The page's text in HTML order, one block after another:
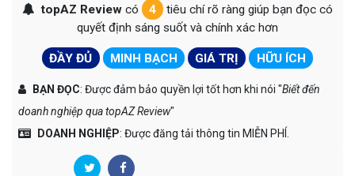
topAZ Reviewcó 4
tiêu chí rõ ràng giúp bạn đọc có
quyết định sáng suốt và chính xác hơn
ĐẦY ĐỦ MINH BẠCH GIÁ TRỊ HỮU ÍCH
BẠN ĐỌC: Được đảm bảo quyền lợi tốt hơn khi nói "Biết đến
doanh nghiệp qua topAZ Review"
DOANH NGHIỆP: Được đăng tải thông tin MIỄN PHÍ.